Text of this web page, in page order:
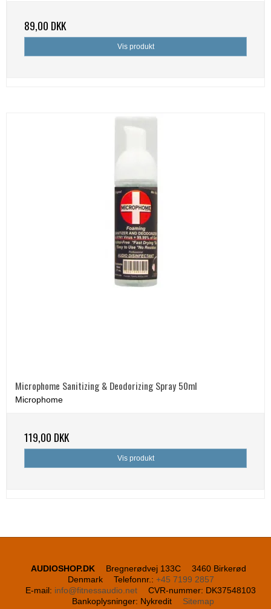
89,00 DKK
Vis produkt
Microphome Sanitizing & Deodorizing Spray 50ml
Microphome
119,00 DKK
Vis produkt
AUDIOSHOP.DK Bregnerødvej 133C
3460 Birkerød
Denmark
Telefonnr. : +45 7199 2857
E-mail: info@fitnessaudio.net CVR-nummer: DK37548103
Bankoplysninger: Nykredit Sitemap